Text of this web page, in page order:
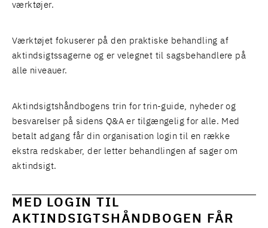
værktøjer.
Værktøjet fokuserer på den praktiske behandling af
aktindsigtssagerne og er velegnet til sagsbehandlere på
alle niveauer.
Aktindsigtshåndbogens trin for trin-guide, nyheder og
besvarelser på sidens Q&A er tilgængelig for alle. Med
betalt adgang får din organisation login til en række
ekstra redskaber, der letter behandlingen af sager om
aktindsigt.
MED LOGIN TIL
AKTINDSIGTSHÅNDBOGEN FÅR